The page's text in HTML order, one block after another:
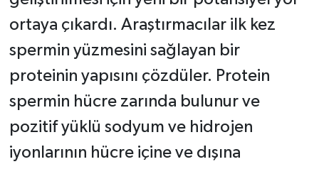
ortaya çıkardı. Araştırmacılar ilk kez
spermin yüzmesini sağlayan bir
proteinin yapısını çözdüler. Protein
spermin hücre zarında bulunur ve
pozitif yüklü sodyum ve hidrojen
iyonlarının hücre içine ve dışına